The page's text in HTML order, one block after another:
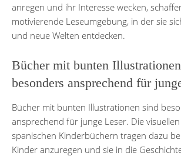
anregen und ihr Interesse wecken,
motivierende Leseumgebung, in der sie
und neue Welten entdecken.
Bücher mit bunten
besonders ansprechend für
Bücher mit bunten Illustrationen sind
ansprechend für junge Leser. Die
spanischen Kinderbüchern tragen dazu
Kinder anzuregen und sie in die